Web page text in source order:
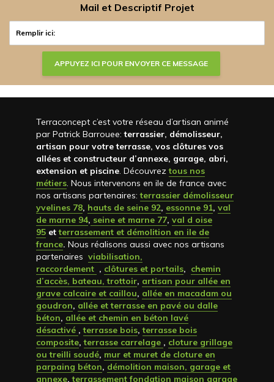
Mail et Descriptif Projet
Terraconcept c’est votre réseau d’artisan animé
par Patrick Barrouee:terrassier, démolisseur,
artisan pour votre terrasse, vos clôtures vos
allées et constructeur d’annexe, garage, abri,
extension et piscine. Découvreztous nos
métiers. Nous intervenons en ile de france avec
nos artisans partenaires:terrassier démolisseur
yvelines 78, hauts de seine 92, essonne 91, val
de marne 94, seine et marne 77, val d oise
95 etterrassement et démolition en ile de
france. Nous réalisons aussi avec nos artisans
partenaires viabilisation,
raccordement , clôtures et portails, chemin
d’accès, bateau, trottoir, artisan pour allée en
grave calcaire et caillou, allée en macadam ou
goudron, allée et terrasse en pavé ou dalle
béton, allée et chemin en béton lavé
désactivé ,terrasse bois,terrasse bois
composite,terrasse carrelage , cloture grillage
ou treilli soudé, mur et muret de cloture en
parpaing béton, démolition maison, garage et
annexe,terrassement fondation maison garage